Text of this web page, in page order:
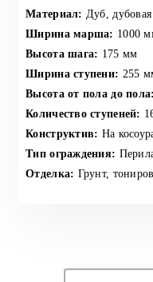
Материал: Дуб, дубовая
Ширина марша: 1000
Высота шага: 175 мм
Ширина ступени: 255
Высота от пола до пола:
Количество ступеней:
Конструктив: На
Тип ограждения:
Отделка: Грунт,